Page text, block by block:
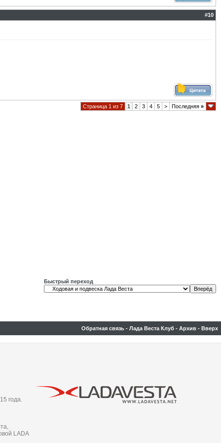
#10
Страница 1 из 7 1 2 3 4 5 > Последняя »
Быстрый переход
Обратная связь - Лада Веста Клуб - Архив - Вверх
года.
LADA